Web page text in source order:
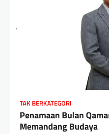
TAK BERKATEGORI
Penamaan Bulan
Memandang Budaya